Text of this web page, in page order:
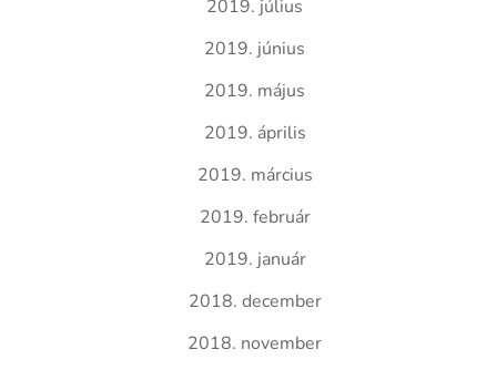
2019. július
2019. június
2019. május
2019. április
2019. március
2019. február
2019. január
2018. december
2018. november